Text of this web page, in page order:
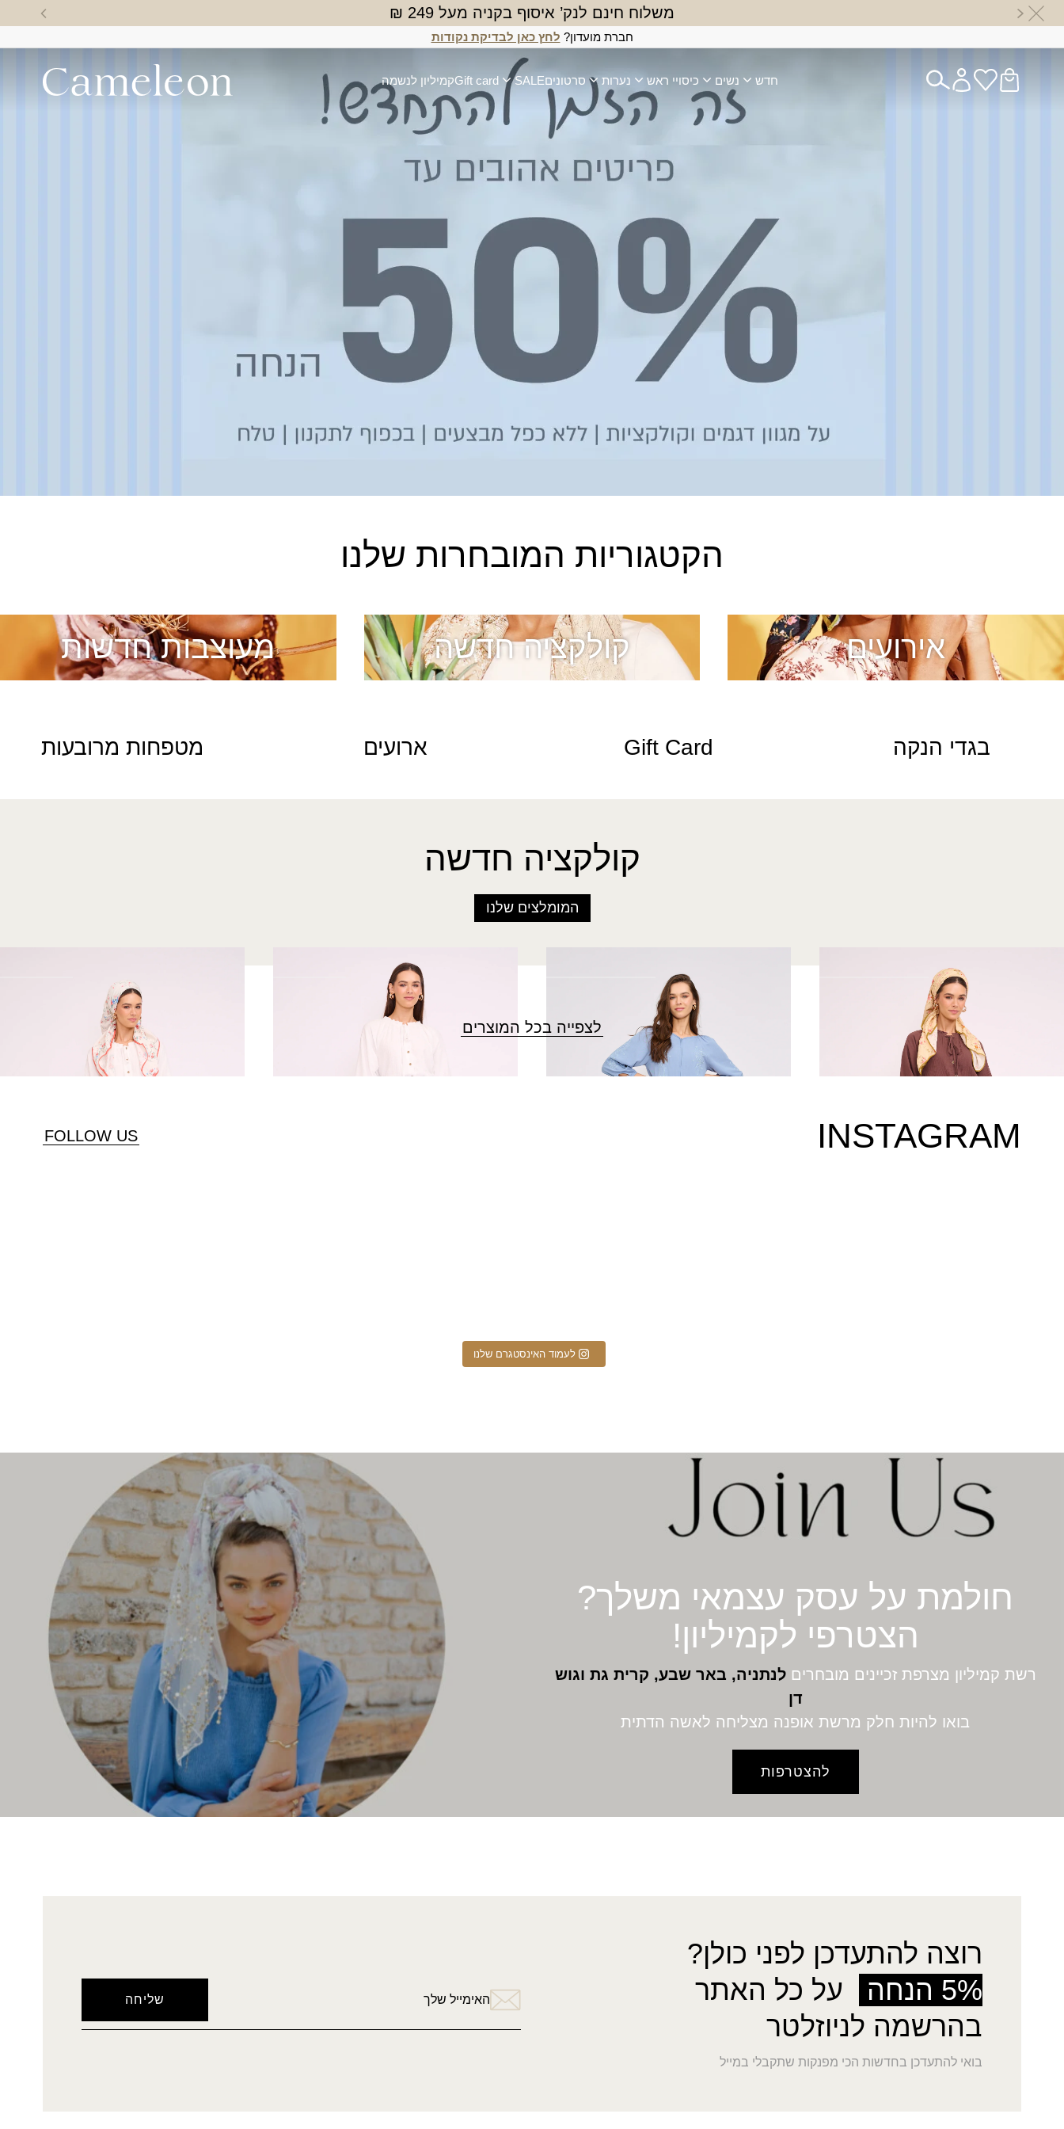
משלוח חינם לנק’ איסוף בקניה מעל 249 ₪
חברת מועדון? לחץ כאן לבדיקת נקודות
חדש נשים כיסויי ראש נערות סרטוניםSALE
Gift cardקמיליון לנשמה
הקטגוריות המובחרות שלנו
אירועים קולקציה חדשה מעוצבות חדשות
בגדי הנקה Gift Card ארועים מטפחות מרובעות
קולקציה חדשה
המומלצים שלנו
חצאית שרב קצרה
לצפייה בכל המוצרים
INSTAGRAM
FOLLOW US
לעמוד האינסטגרם שלנו
חולמת על עסק עצמאי משלך?
הצטרפי לקמיליון!
רשת קמיליון מצרפת זכיינים מובחריםלנתניה, באר שבע, קרית גת וגוש
דן
בואו להיות חלק מרשת אופנה מצליחה לאשה הדתית
להצטרפות
רוצה להתעדכן לפני כולן?
5% הנחה
על כל האתר
בהרשמה לניוזלטר
בואי להתעדכן בחדשות הכי מפנקות שתקבלי במייל
האימייל שלך